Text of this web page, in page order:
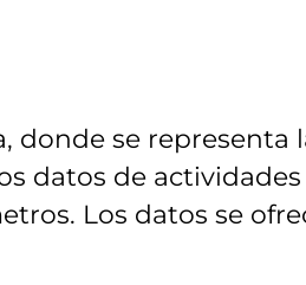
donde se representa
datos de
Los datos se